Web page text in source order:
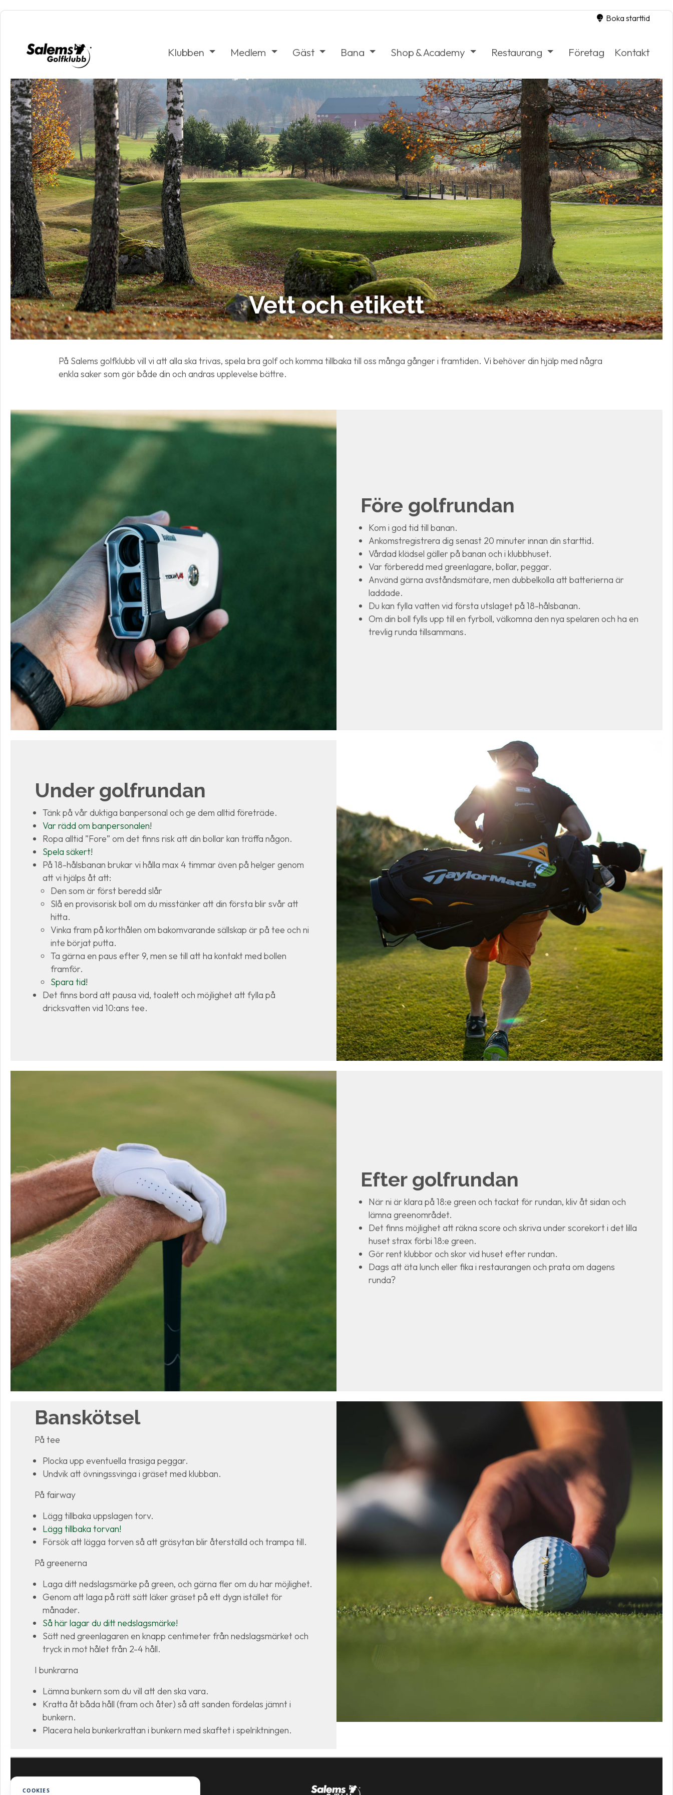
Boka starttid
Klubben Medlem Gäst Bana Shop & Academy Restaurang Företag Kontakt
Vett och etikett
På Salems golfklubb vill vi att alla ska trivas, spela bra golf och komma tillbaka till oss många gånger i framtiden. Vi behöver din hjälp med några
enkla saker som gör både din och andras upplevelse bättre.
Före golfrundan
Kom i god tid till banan.
Ankomstregistrera dig senast 20 minuter innan din starttid.
Vårdad klädsel gäller på banan och i klubbhuset.
Var förberedd med greenlagare, bollar, peggar.
Använd gärna avståndsmätare, men dubbelkolla att batterierna är
laddade.
Du kan fylla vatten vid första utslaget på 18-hålsbanan.
Om din boll fylls upp till en fyrboll, välkomna den nya spelaren och ha en
trevlig runda tillsammans.
Under golfrundan
Tänk på vår duktiga banpersonal och ge dem alltid företräde.
Var rädd om banpersonalen!
Ropa alltid ”Fore” om det finns risk att din bollar kan träffa någon.
Spela säkert!
På 18-hålsbanan brukar vi hålla max 4 timmar även på helger genom
att vi hjälps åt att:
Den som är först beredd slår
Slå en provisorisk boll om du misstänker att din första blir svår att
hitta.
Vinka fram på korthålen om bakomvarande sällskap är på tee och ni
inte börjat putta.
Ta gärna en paus efter 9, men se till att ha kontakt med bollen
framför.
Spara tid!
Det finns bord att pausa vid, toalett och möjlighet att fylla på
dricksvatten vid 10:ans tee.
Efter golfrundan
När ni är klara på 18:e green och tackat för rundan, kliv åt sidan och
lämna greenområdet.
Det finns möjlighet att räkna score och skriva under scorekort i det lilla
huset strax förbi 18:e green.
Gör rent klubbor och skor vid huset efter rundan.
Dags att äta lunch eller fika i restaurangen och prata om dagens
runda?
Banskötsel
På tee
Plocka upp eventuella trasiga peggar.
Undvik att övningssvinga i gräset med klubban.
På fairway
Lägg tillbaka uppslagen torv.
Lägg tillbaka torvan!
Försök att lägga torven så att gräsytan blir återställd och trampa till.
På greenerna
Laga ditt nedslagsmärke på green, och gärna fler om du har möjlighet.
Genom att laga på rätt sätt läker gräset på ett dygn istället för
månader.
Så här lagar du ditt nedslagsmärke!
Sätt ned greenlagaren en knapp centimeter från nedslagsmärket och
tryck in mot hålet från 2-4 håll.
I bunkrarna
Lämna bunkern som du vill att den ska vara.
Kratta åt båda håll (fram och åter) så att sanden fördelas jämnt i
bunkern.
Placera hela bunkerkrattan i bunkern med skaftet i spelriktningen.
COOKIES